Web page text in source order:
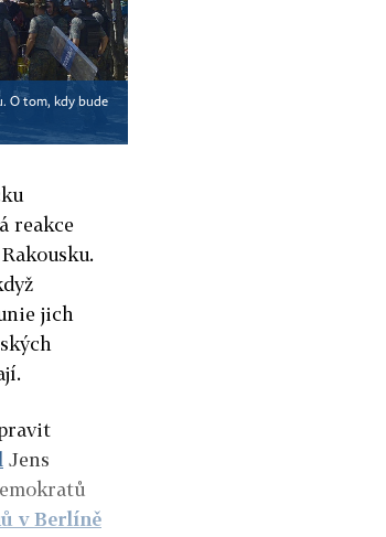
O tom, kdy bude
reakce
jich
Jens
v Berlíně